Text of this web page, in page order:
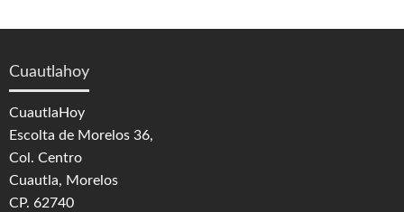
Cuautlahoy
CuautlaHoy
Escolta de Morelos 36,
Col. Centro
Cuautla, Morelos
CP. 62740